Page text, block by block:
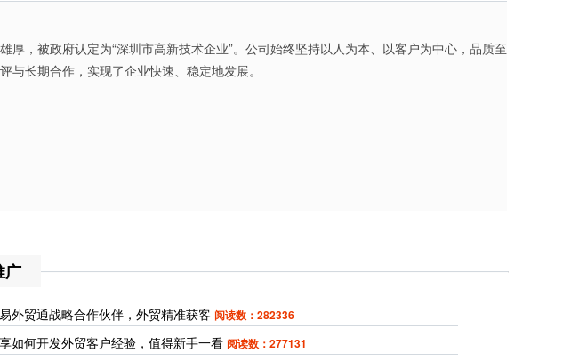
，被政府认定为“深圳市高新技术企业”。公司始终坚持以人为本、以客户为中心，品质至
长期合作，实现了企业快速、稳定地发展。
广
外贸通战略合作伙伴，外贸精准获客 阅读数：282336
如何开发外贸客户经验，值得新手一看 阅读数：277131